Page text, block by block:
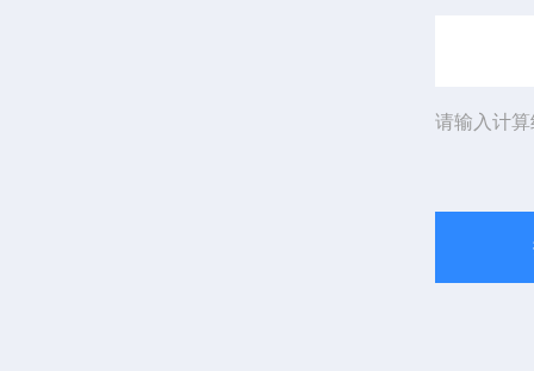
请输入计